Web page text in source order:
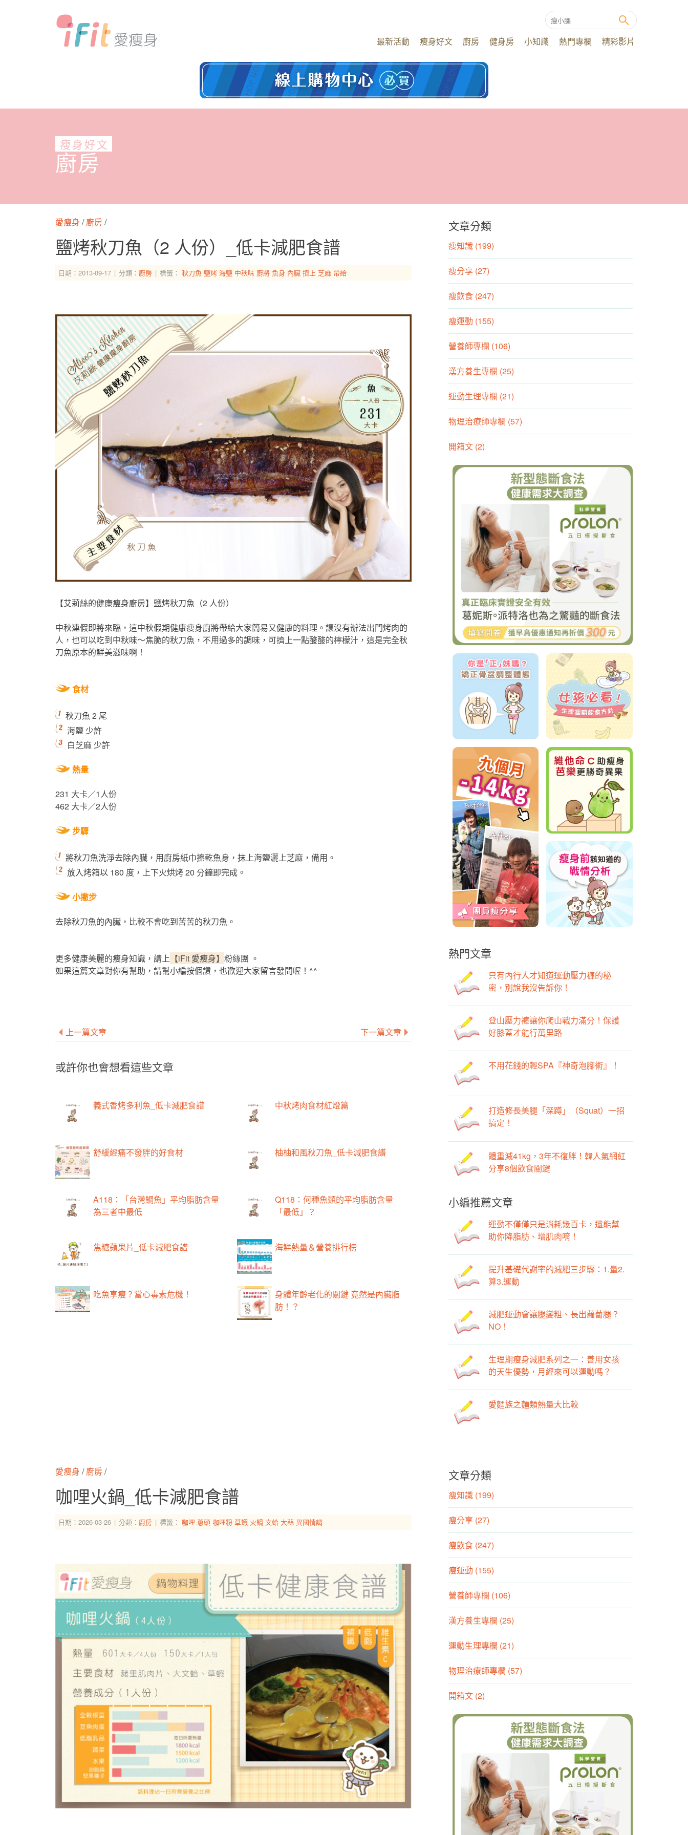
最新活動 瘦身好文 廚房 健身房 小知識 熱門專欄 精彩影片
瘦身好文
廚房
愛瘦身 /廚房/
鹽烤秋刀魚（2 人份）_低卡減肥食譜
日期：2013-09-17 分類： 廚房 標籤： 秋刀魚 鹽烤 海鹽 中秋味 廚將 魚身 內臟 擠上 芝麻 帶給
【艾莉絲的健康瘦身廚房】鹽烤秋刀魚（2 人份）
中秋連假即將來臨，這中秋假期健康瘦身廚將帶給大家簡易又健康的料理。讓沒有辦法出門烤肉的
人，也可以吃到中秋味～焦脆的秋刀魚，不用過多的調味，可擠上一點酸酸的檸檬汁，這是完全秋
刀魚原本的鮮美滋味啊！
食材
秋刀魚 2 尾
海鹽 少許
白芝麻 少許
熱量
231 大卡／1人份
462 大卡／2人份
步驟
將秋刀魚洗淨去除內臟，用廚房紙巾擦乾魚身，抹上海鹽灑上芝麻，備用。
放入烤箱以 180 度，上下火烘烤 20 分鐘即完成。
小撇步
去除秋刀魚的內臟，比較不會吃到苦苦的秋刀魚。
更多健康美麗的瘦身知識，請上 【iFit 愛瘦身】 粉絲團 。
如果這篇文章對你有幫助，請幫小編按個讚，也歡迎大家留言發問喔！^^
上一篇文章 下一篇文章
或許你也會想看這些文章
義式香烤多利魚_低卡減肥食譜 中秋烤肉食材紅燈篇
舒緩經痛不發胖的好食材 柚柚和風秋刀魚_低卡減肥食譜
A118：「台灣鯛魚」平均脂肪含量
為三者中最低
Q118：何種魚類的平均脂肪含量
「最低」？
焦糖蘋果片_低卡減肥食譜 海鮮熱量＆營養排行榜
吃魚享瘦？當心毒素危機！
身體年齡老化的關鍵 竟然是內臟脂
肪！？
文章分類
瘦知識 (199)
瘦分享 (27)
瘦飲食 (247)
瘦運動 (155)
營養師專欄 (106)
漢方養生專欄 (25)
運動生理專欄 (21)
物理治療師專欄 (57)
開箱文 (2)
熱門文章
只有內行人才知道運動壓力褲的秘
密，別說我沒告訴你！
登山壓力褲讓你爬山戰力滿分！保護
好膝蓋才能行萬里路
不用花錢的輕SPA『神奇泡腳術』！
打造修長美腿「深蹲」（Squat）一招
搞定！
體重減41kg，3年不復胖！韓人氣網紅
分享8個飲食關鍵
小編推薦文章
運動不僅僅只是消耗幾百卡，還能幫
助你降脂肪、增肌肉唷！
提升基礎代謝率的減肥三步驟：1.量2.
算3.運動
減肥運動會讓腿變粗、長出蘿蔔腿？
NO！
生理期瘦身減肥系列之一：善用女孩
的天生優勢，月經來可以運動嗎？
愛麵族之麵類熱量大比較
愛瘦身 /廚房/
咖哩火鍋_低卡減肥食譜
日期：2026-03-26 分類： 廚房 標籤： 咖哩 蔥頭 咖哩粉 草蝦 火鍋 文蛤 大蒜 異國情調
文章分類
瘦知識 (199)
瘦分享 (27)
瘦飲食 (247)
瘦運動 (155)
營養師專欄 (106)
漢方養生專欄 (25)
運動生理專欄 (21)
物理治療師專欄 (57)
開箱文 (2)